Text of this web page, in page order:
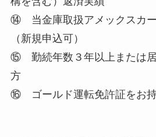
⑭ 当金庫取扱アメックスカ
（新規申込可）
⑮ 勤続年数３年以上または
方
⑯ ゴールド運転免許証をお